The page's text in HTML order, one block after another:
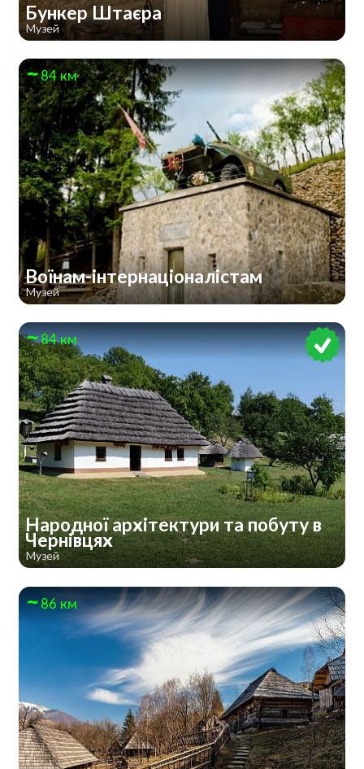
Бункер Штаєра
Музей
84 км
Воїнам-інтернаціоналістам
Музей
84 км
Народної архітектури та побуту в
Чернівцях
Музей
86 км